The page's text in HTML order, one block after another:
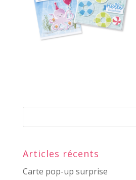
Articles récents
Carte pop-up surprise